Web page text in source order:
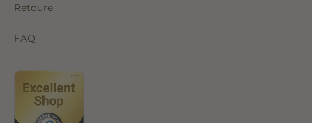
Retoure
FAQ